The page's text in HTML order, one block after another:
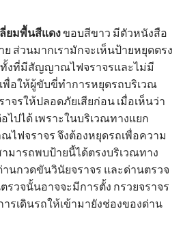
ยมพื้นสีแดงขอบสีขาว มีตัวหนังสือ
ย ส่วนมากเรามักจะเห็นป้ายหยุดตรง
งที่มีสัญญาณไฟจราจรและไม่มี
พื่อให้ผู้ขับขี่ทำการหยุดรถบริเวณ
าจรให้ปลอดภัยเสียก่อน เมื่อเห็นว่า
ปได้ เพราะในบริเวณทางแยก
ไฟจราจร จึงต้องหยุดรถเพื่อความ
ามารถพบป้ายนี้ได้ตรงบริเวณทาง
นกวดขันวินัยจราจร และด่านตรวจ
รวจนั้นอาจจะมีการตั้ง กรวยจราจร
รเดินรถให้เข้ามายังช่องของด่าน